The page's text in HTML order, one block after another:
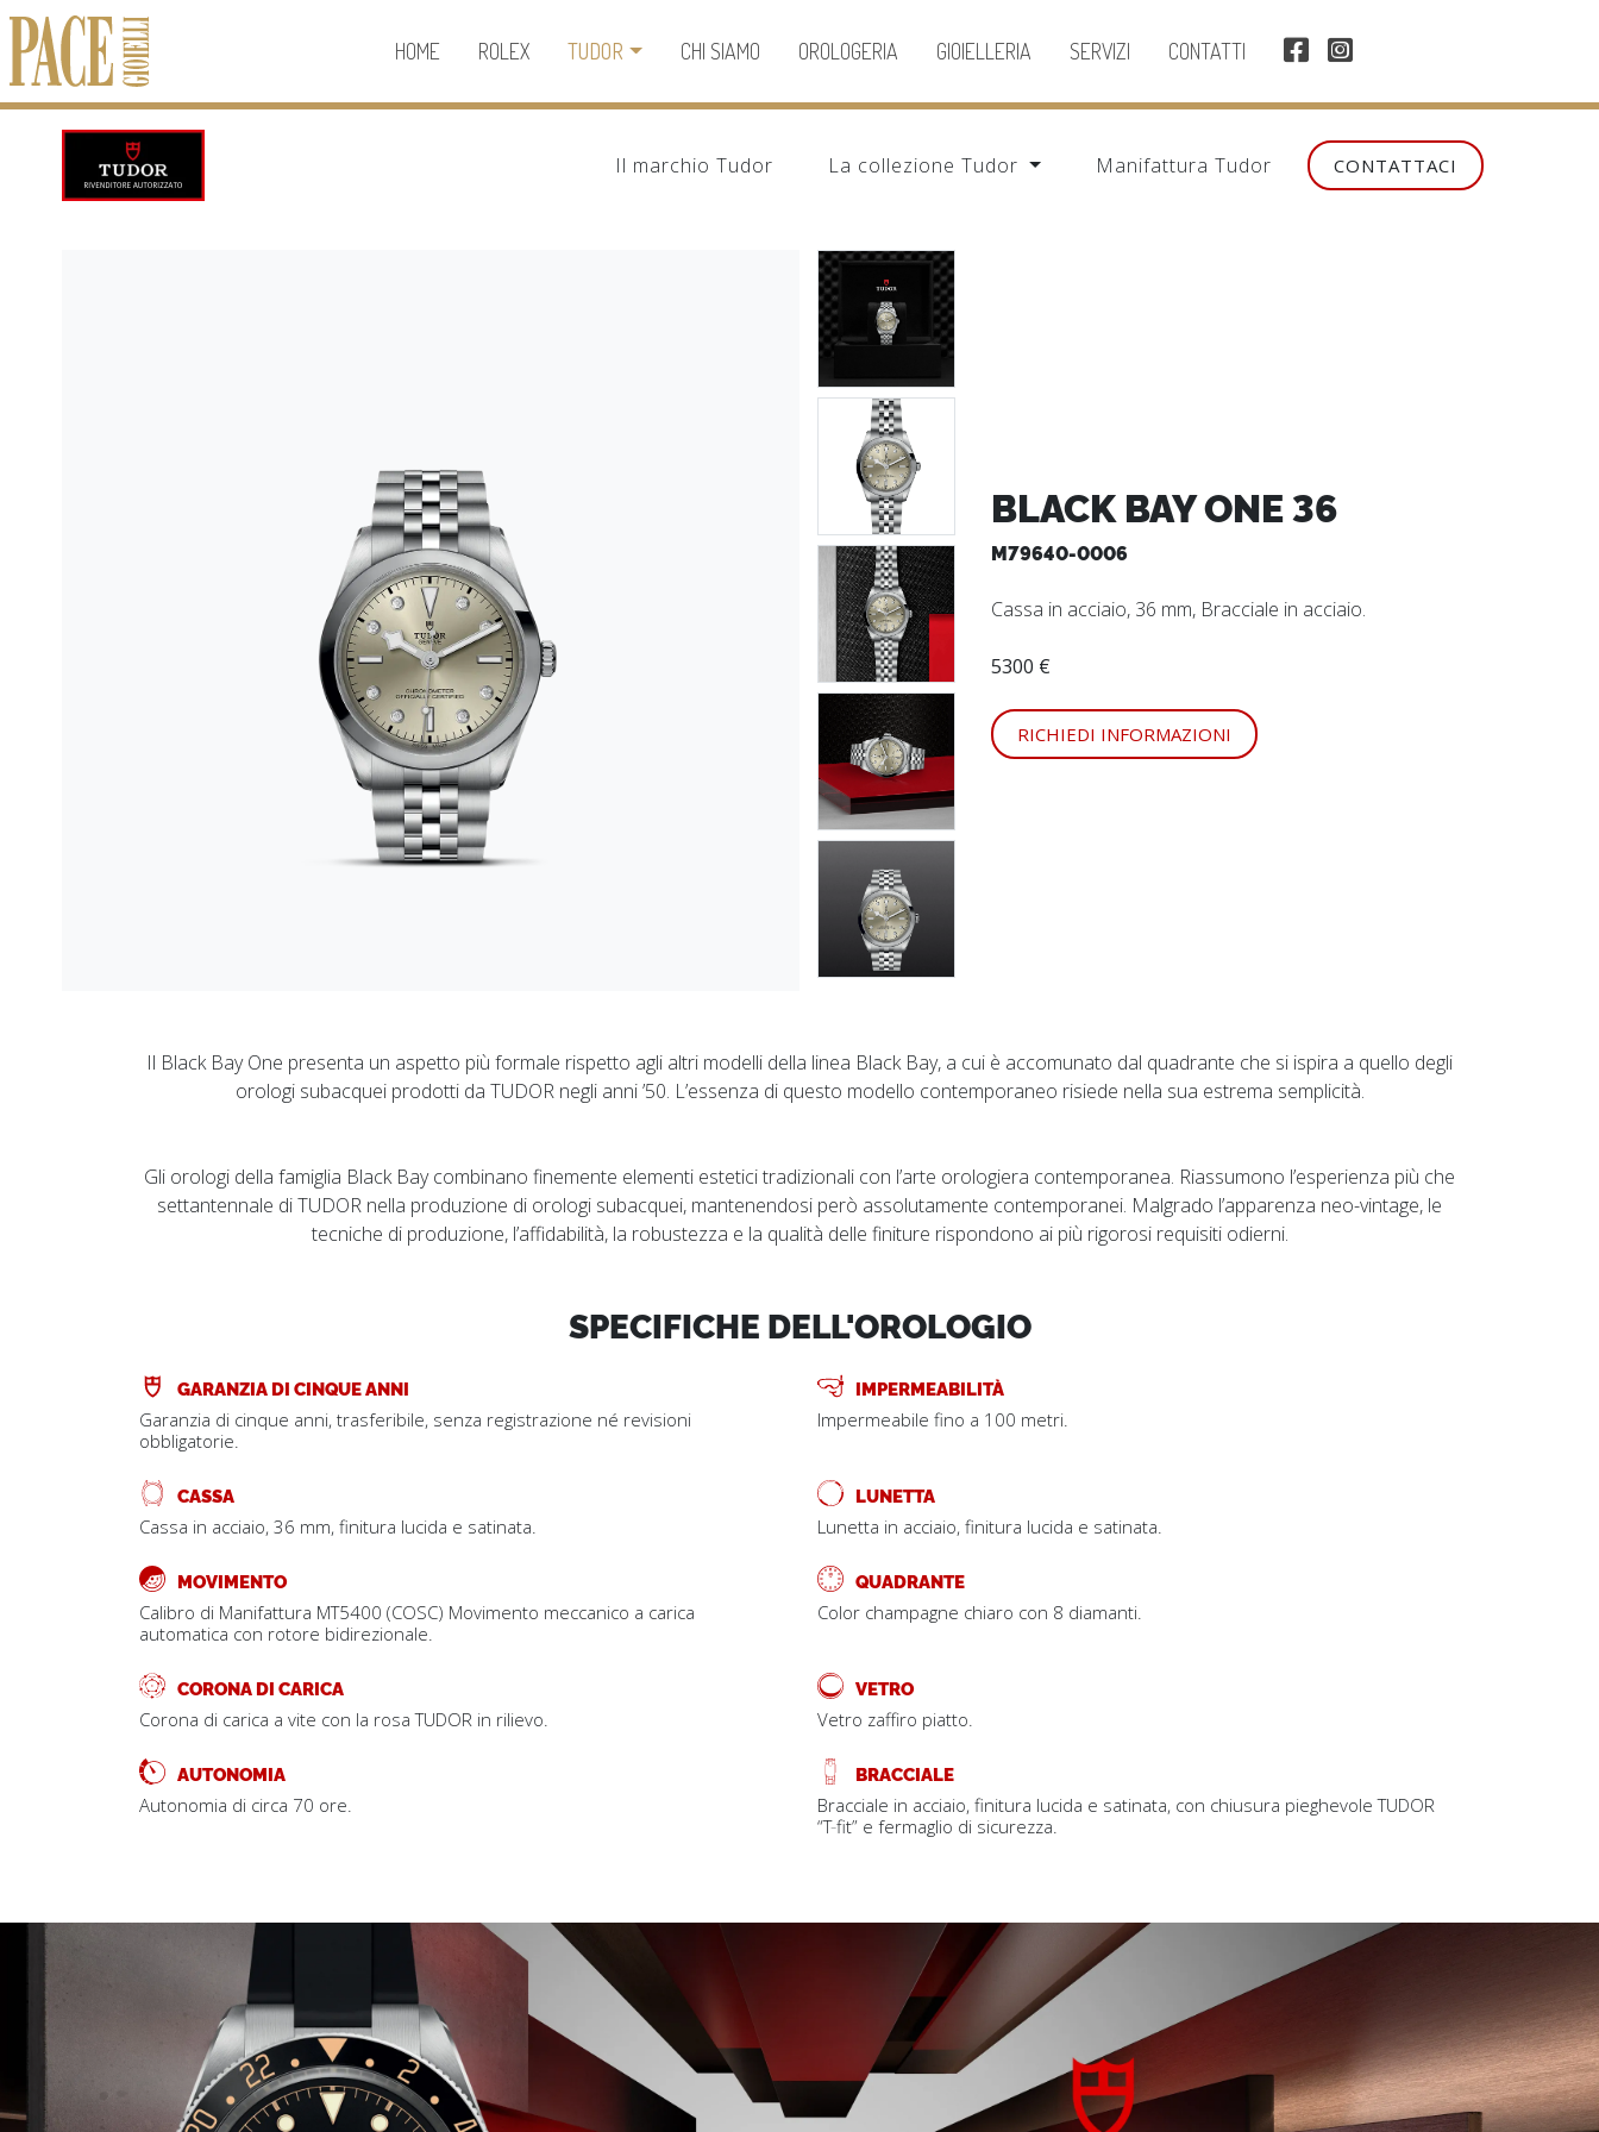
HOME ROLEX TUDOR CHI SIAMO OROLOGERIA GIOIELLERIA SERVIZI CONTATTI
Il marchio Tudor La collezione Tudor Manifattura Tudor CONTATTACI
BLACK BAY ONE 36
M79640-0006
Cassa in acciaio, 36 mm, Bracciale in acciaio.
5300 €
RICHIEDI INFORMAZIONI
Il Black Bay One presenta un aspetto più formale rispetto agli altri modelli della linea Black Bay, a cui è accomunato dal quadrante che si ispira a quello degli
orologi subacquei prodotti da TUDOR negli anni ’50. L’essenza di questo modello contemporaneo risiede nella sua estrema semplicità.
Gli orologi della famiglia Black Bay combinano finemente elementi estetici tradizionali con l’arte orologiera contemporanea. Riassumono l’esperienza più che
settantennale di TUDOR nella produzione di orologi subacquei, mantenendosi però assolutamente contemporanei. Malgrado l’apparenza neo-vintage, le
tecniche di produzione, l’affidabilità, la robustezza e la qualità delle finiture rispondono ai più rigorosi requisiti odierni.
SPECIFICHE DELL'OROLOGIO
GARANZIA DI CINQUE ANNI
Garanzia di cinque anni, trasferibile, senza registrazione né revisioni
obbligatorie.
IMPERMEABILITÀ
Impermeabile fino a 100 metri.
CASSA
Cassa in acciaio, 36 mm, finitura lucida e satinata.
LUNETTA
Lunetta in acciaio, finitura lucida e satinata.
MOVIMENTO
Calibro di Manifattura MT5400 (COSC) Movimento meccanico a carica
automatica con rotore bidirezionale.
QUADRANTE
Color champagne chiaro con 8 diamanti.
CORONA DI CARICA
Corona di carica a vite con la rosa TUDOR in rilievo.
VETRO
Vetro zaffiro piatto.
AUTONOMIA
Autonomia di circa 70 ore.
BRACCIALE
Bracciale in acciaio, finitura lucida e satinata, con chiusura pieghevole TUDOR
“T‑fit” e fermaglio di sicurezza.